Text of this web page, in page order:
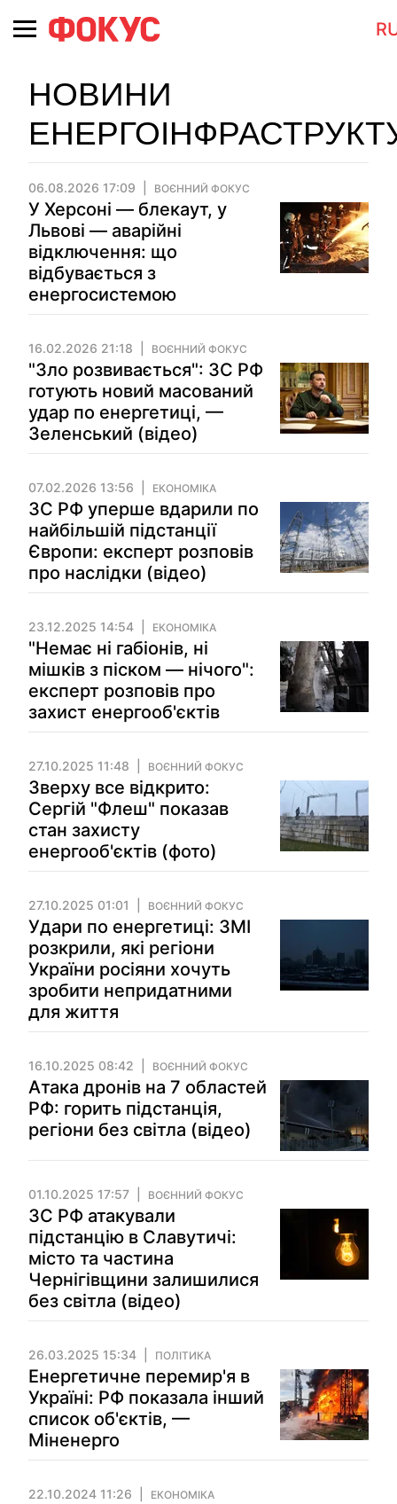
НОВИНИ
06.08.2026 17:09 ВОЄННИЙ ФОКУС
У Херсоні — блекаут, у
Львові — аварійні
відключення: що
відбувається з
енергосистемою
16.02.2026 21:18 ВОЄННИЙ ФОКУС
"Зло розвивається": ЗС РФ
готують новий масований
удар по енергетиці, —
Зеленський (відео)
07.02.2026 13:56 ЕКОНОМІКА
ЗС РФ уперше вдарили по
найбільшій підстанції
Європи: експерт розповів
про наслідки (відео)
23.12.2025 14:54 ЕКОНОМІКА
"Немає ні габіонів, ні
мішків з піском — нічого":
експерт розповів про
захист енергооб'єктів
27.10.2025 11:48 ВОЄННИЙ ФОКУС
Зверху все відкрито:
Сергій "Флеш" показав
стан захисту
енергооб'єктів (фото)
27.10.2025 01:01 ВОЄННИЙ ФОКУС
Удари по енергетиці: ЗМІ
розкрили, які регіони
України росіяни хочуть
зробити непридатними
для життя
16.10.2025 08:42 ВОЄННИЙ ФОКУС
Атака дронів на 7 областей
РФ: горить підстанція,
регіони без світла (відео)
01.10.2025 17:57 ВОЄННИЙ ФОКУС
ЗС РФ атакували
підстанцію в Славутичі:
місто та частина
Чернігівщини залишилися
без світла (відео)
26.03.2025 15:34 ПОЛІТИКА
Енергетичне перемир'я в
Україні: РФ показала інший
список об'єктів, —
Міненерго
22.10.2024 11:26 ЕКОНОМІКА